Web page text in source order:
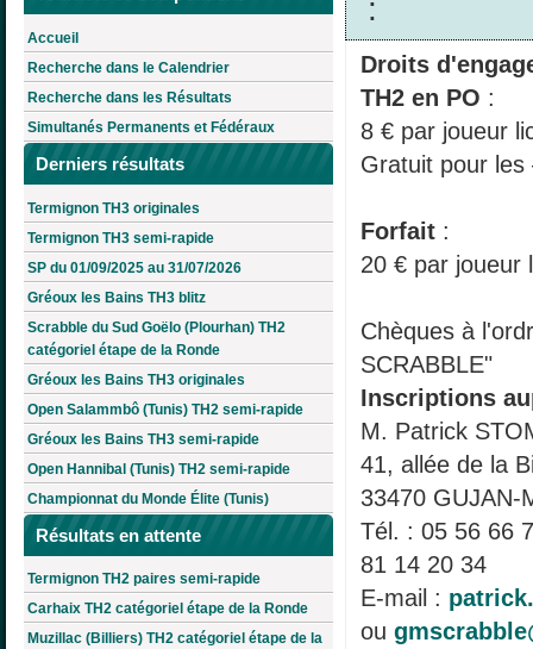
Accueil
Recherche dans le Calendrier
Recherche dans les Résultats
Simultanés Permanents et Fédéraux
Derniers résultats
Termignon TH3 originales
Termignon TH3 semi-rapide
SP du 01/09/2025 au 31/07/2026
Gréoux les Bains TH3 blitz
Scrabble du Sud Goëlo (Plourhan) TH2
catégoriel étape de la Ronde
Gréoux les Bains TH3 originales
Open Salammbô (Tunis) TH2 semi-rapide
Gréoux les Bains TH3 semi-rapide
Open Hannibal (Tunis) TH2 semi-rapide
Championnat du Monde Élite (Tunis)
Résultats en attente
Termignon TH2 paires semi-rapide
Carhaix TH2 catégoriel étape de la Ronde
Muzillac (Billiers) TH2 catégoriel étape de la
:
Droits
TH2 en PO :
8 € par joueur
Gratuit pour les
Forfait :
20 € par joueur
Chèques à
SCRABBLE"
Inscriptions
M. Patrick
41, allée de la
33470 GUJAN-
Tél. : 05 56 66
81 14 20 34
E-mail :
ou